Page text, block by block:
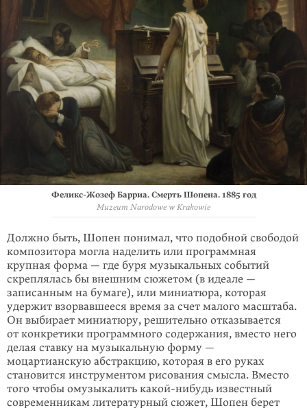
Феликс-Жозеф Барриа. Смерть Шопена. 1885 год
Muzeum Narodowe w Krakowie
Должно быть, Шопен понимал, что подобной свободой
композитора могла наделить или программная
крупная форма — где буря музыкальных событий
скреплялась бы внешним сюжетом (в идеале —
записанным на бумаге), или миниатюра, которая
удержит взорвавшееся время за счет малого масштаба.
Он выбирает миниатюру, решительно отказывается
от конкретики програм­много содержания, вместо него
делая ставку на музыкальную форму —
моцартианскую абстракцию, которая в его руках
становится инструментом рисования смысла. Вместо
того чтобы омузыкалить какой-нибудь известный
современникам литературный сюжет, Шопен берет